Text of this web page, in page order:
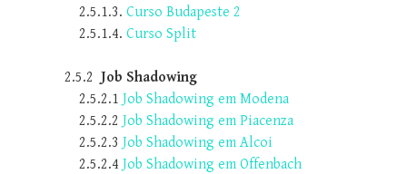
2.5.1.3. Curso Budapeste 2
2.5.1.4. Curso Split
2.5.2 Job Shadowing
2.5.2.1 Job Shadowing em Modena
2.5.2.2 Job Shadowing em Piacenza
2.5.2.3 Job Shadowing em Alcoi
2.5.2.4 Job Shadowing em Offenbach